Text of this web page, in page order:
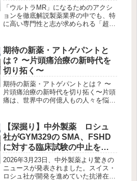
めのアクションを徹底解説
「ウルトラMR」になるためのアクシ
ョンを徹底解説製薬業界の中でも、特
に高い専門性と志が求められる「超希
トラジェニクス（Ultragenyx）におい
て、エリア欠員に伴う貴重な...
期待の新薬・アトゲパントと
は？ 〜片頭痛治療の新時代を
切り拓く〜
期待の新薬・アトゲパントとは？ 〜
片頭痛治療の新時代を切り拓く〜片頭
痛は、世界中の何億人もの人々を悩ま
CGRP（カルシトニン遺伝子関連ペプ
チド）をターゲットとした新しい治療
薬が続々...
【深掘り】中外製薬 ロシュ
社がGYM329の SMA、FSHD
に対する臨床試験の中止を判
断！肥満症の第2相試験は継続
について解説
2026年3月23日、中外製薬より驚きの
ニュースが発表されました。スイス・
ロシュ社が開発を進めていた抗潜在型